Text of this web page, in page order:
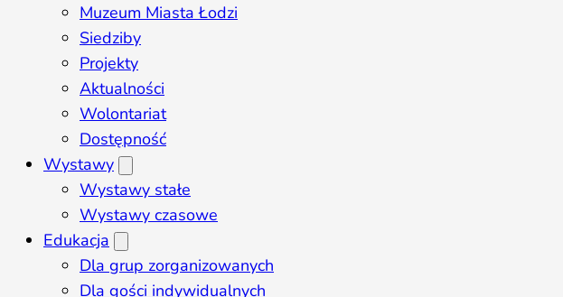
Muzeum Miasta Łodzi
Siedziby
Projekty
Aktualności
Wolontariat
Dostępność
Wystawy
Wystawy stałe
Wystawy czasowe
Edukacja
Dla grup zorganizowanych
Dla gości indywidualnych